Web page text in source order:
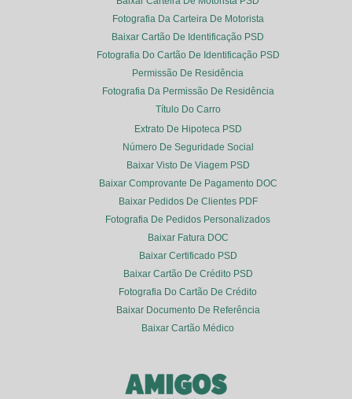
Fotografia Da Carteira De Motorista
Baixar Cartão De Identificação PSD
Fotografia Do Cartão De Identificação PSD
Permissão De Residência
Fotografia Da Permissão De Residência
Título Do Carro
Extrato De Hipoteca PSD
Número De Seguridade Social
Baixar Visto De Viagem PSD
Baixar Comprovante De Pagamento DOC
Baixar Pedidos De Clientes PDF
Fotografia De Pedidos Personalizados
Baixar Fatura DOC
Baixar Certificado PSD
Baixar Cartão De Crédito PSD
Fotografia Do Cartão De Crédito
Baixar Documento De Referência
Baixar Cartão Médico